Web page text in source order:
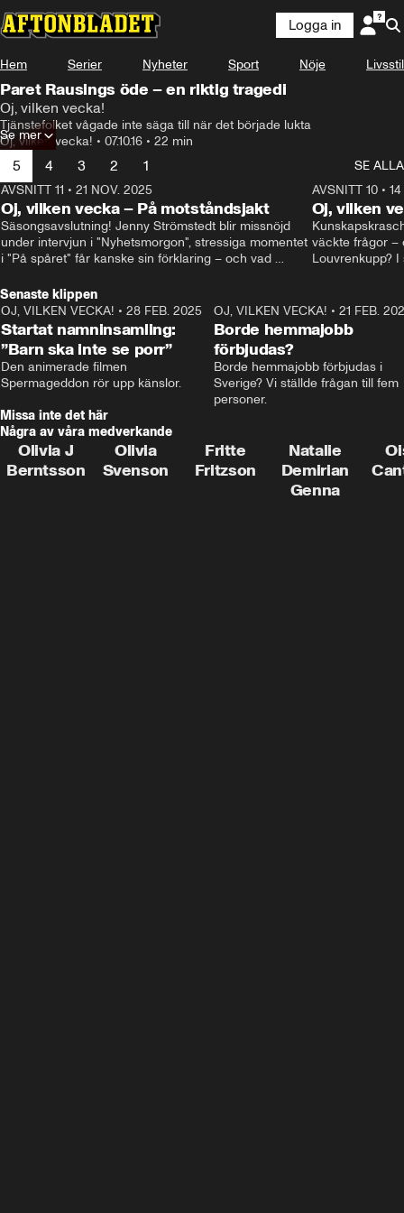
Logga in
Hem Serier Nyheter Sport Nöje Livsstil
Paret Rausings öde – en riktig tragedi
Oj, vilken vecka!
Tjänstefolket vågade inte säga till när det började lukta
Oj, vilken vecka! • 07.10.16 • 22 min
Se mer
5 4 3 2 1
SE ALLA
AVSNITT 11 • 21 NOV. 2025
Oj, vilken vecka – På motståndsjakt
Säsongsavslutning! Jenny Strömstedt blir missnöjd
under intervjun i "Nyhetsmorgon", stressiga momentet
i "På spåret" får kanske sin förklaring – och vad
Cantwell och Karin Pettersson.
AVSNITT 10•
Oj, vilken
väckte frågor –
Louvrenkupp?
Senaste klippen
2:40
OJ, VILKEN VECKA! • 28 FEB. 2025
Startat namninsamling:
”Barn ska inte se porr”
Den animerade filmen
Spermageddon rör upp känslor.
OJ, VILKEN VECKA! • 21 FEB.
Borde hemmajobb
förbjudas?
Borde hemmajobb förbjudas i
Sverige? Vi ställde frågan till fem
personer.
Missa inte det här
Några av våra medverkande
Olivia J
Berntsson
Olivia
Svenson
Fritte
Fritzson
Natalie
Demirian
Genna